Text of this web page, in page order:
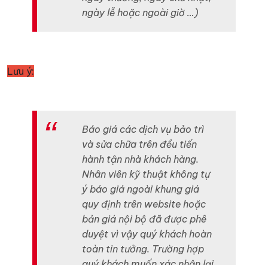
ngày lễ hoặc ngoài giờ …)
Lưu ý:
Báo giá các dịch vụ bảo trì
và sửa chữa trên đều tiến
hành tận nhà khách hàng.
Nhân viên kỹ thuật không tự
ý báo giá ngoài khung giá
quy định trên website hoặc
bản giá nội bộ đã được phê
duyệt vì vậy quý khách hoàn
toàn tin tưởng. Trường hợp